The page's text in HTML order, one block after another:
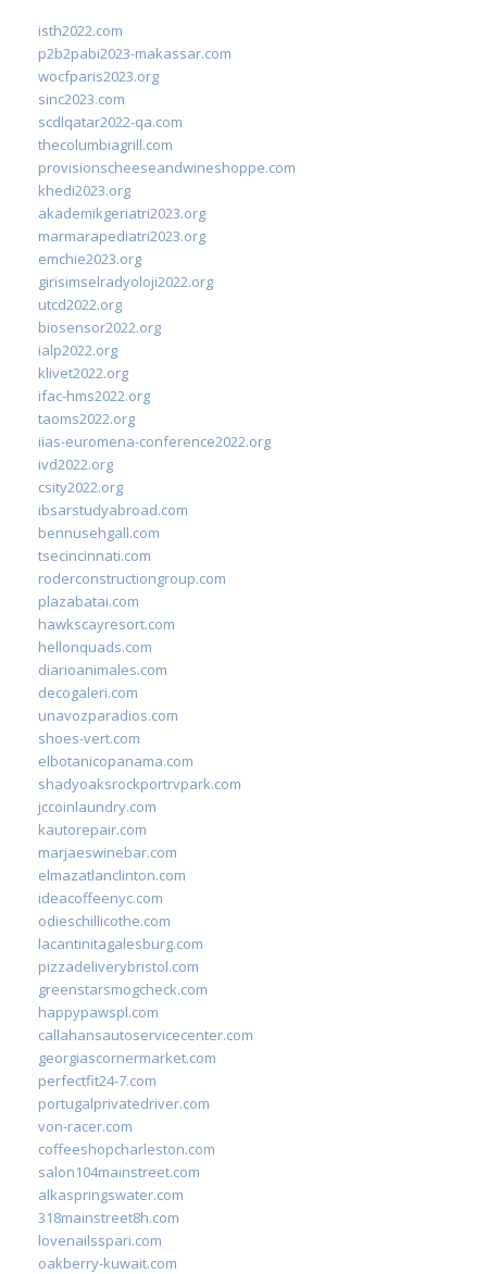
isth2022.com
p2b2pabi2023-makassar.com
wocfparis2023.org
sinc2023.com
scdlqatar2022-qa.com
thecolumbiagrill.com
provisionscheeseandwineshoppe.com
khedi2023.org
akademikgeriatri2023.org
marmarapediatri2023.org
emchie2023.org
girisimselradyoloji2022.org
utcd2022.org
biosensor2022.org
ialp2022.org
klivet2022.org
ifac-hms2022.org
taoms2022.org
iias-euromena-conference2022.org
ivd2022.org
csity2022.org
ibsarstudyabroad.com
bennusehgall.com
tsecincinnati.com
roderconstructiongroup.com
plazabatai.com
hawkscayresort.com
hellonquads.com
diarioanimales.com
decogaleri.com
unavozparadios.com
shoes-vert.com
elbotanicopanama.com
shadyoaksrockportrvpark.com
jccoinlaundry.com
kautorepair.com
marjaeswinebar.com
elmazatlanclinton.com
ideacoffeenyc.com
odieschillicothe.com
lacantinitagalesburg.com
pizzadeliverybristol.com
greenstarsmogcheck.com
happypawspl.com
callahansautoservicecenter.com
georgiascornermarket.com
perfectfit24-7.com
portugalprivatedriver.com
von-racer.com
coffeeshopcharleston.com
salon104mainstreet.com
alkaspringswater.com
318mainstreet8h.com
lovenailsspari.com
oakberry-kuwait.com